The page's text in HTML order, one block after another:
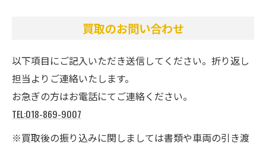
買取のお問い合わせ
以下項目にご記入いただき送信してください。折り返し
担当よりご連絡いたします。
お急ぎの方はお電話にてご連絡ください。
TEL:018-869-9007
※買取後の振り込みに関しましては書類や車両の引き渡